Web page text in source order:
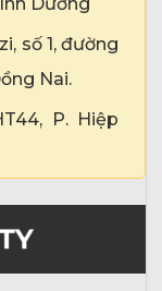
số 1, đường
Nai.
P. Hiệp